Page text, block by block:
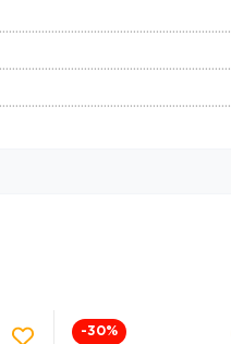
-30%